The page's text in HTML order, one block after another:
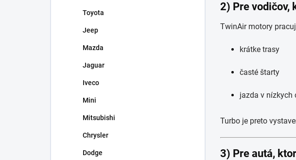
Toyota
Jeep
Mazda
Jaguar
Iveco
Mini
Mitsubishi
Chrysler
Dodge
2) Pre vodičov,
TwinAir motory
krátke trasy
časté štarty
jazda v nízkych
Turbo je preto
3) Pre autá,